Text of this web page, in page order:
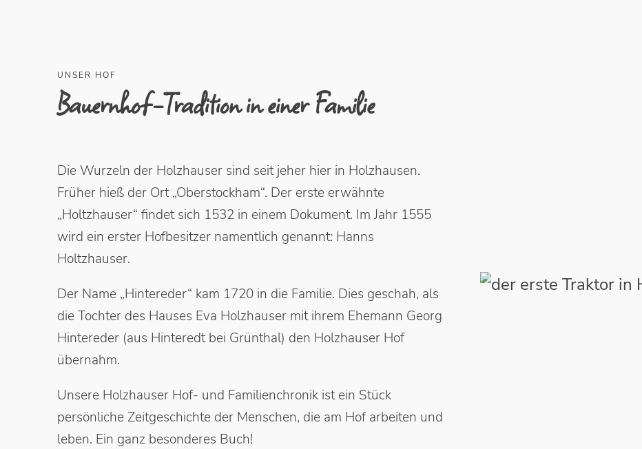
UNSER HOF
Bauernhof-Tradition in einer Familie
Die Wurzeln der Holzhauser sind seit jeher hier in Holzhausen.
Früher hieß der Ort „Oberstockham“. Der erste erwähnte
„Holtzhauser“ findet sich 1532 in einem Dokument. Im Jahr 1555
wird ein erster Hofbesitzer namentlich genannt: Hanns
Holtzhauser.
Der Name „Hintereder“ kam 1720 in die Familie. Dies geschah, als
die Tochter des Hauses Eva Holzhauser mit ihrem Ehemann Georg
Hintereder (aus Hinteredt bei Grünthal) den Holzhauser Hof
übernahm.
Unsere Holzhauser Hof- und Familienchronik ist ein Stück
persönliche Zeitgeschichte der Menschen, die am Hof arbeiten und
leben. Ein ganz besonderes Buch!